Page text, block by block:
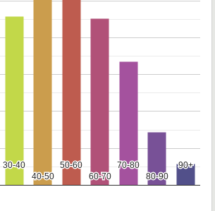
30-40
30-40
40-50
40-50
50-60
50-60
60-70
60-70
70-80
70-80
80-90
80-90
90+
90+